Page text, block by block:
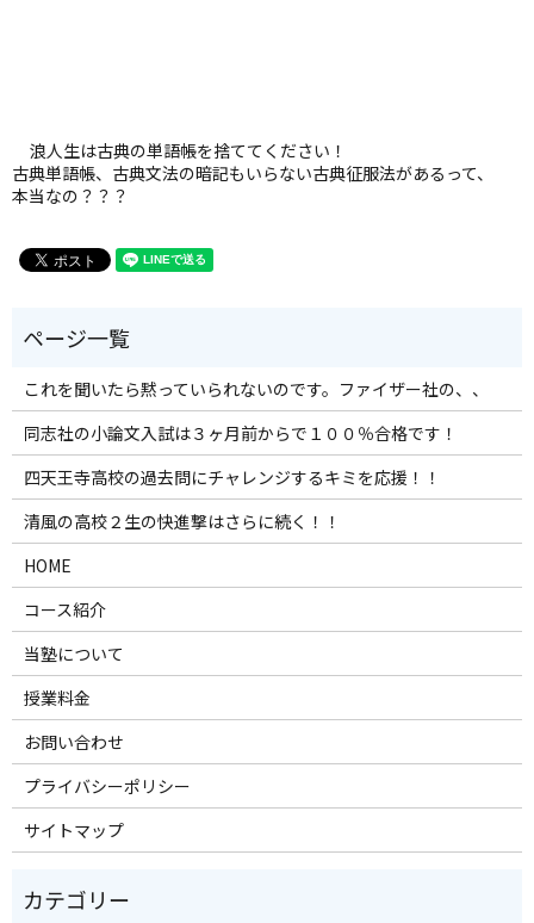
浪人生は古典の単語帳を捨ててください！
古典単語帳、古典文法の暗記もいらない古典征服法があるって、
本当なの？？？
これを聞いたら黙っていられないのです。ファイザー社の、、
同志社の小論文入試は３ヶ月前からで１００％合格です！
四天王寺高校の過去問にチャレンジするキミを応援！！
清風の高校２生の快進撃はさらに続く！！
HOME
コース紹介
当塾について
授業料金
お問い合わせ
プライバシーポリシー
サイトマップ